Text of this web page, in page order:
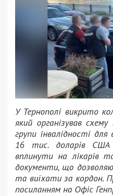
У Тернополі викрито
який організував
групи інвалідності для
16 тис. доларів США
вплинути на лікарів
документи, що
та виїхати за кордон.
посиланням на Офіс